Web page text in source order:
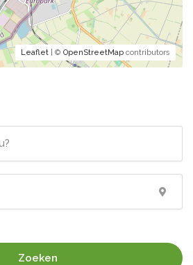
Leaflet | © OpenStreetMap contributors
Zoeken